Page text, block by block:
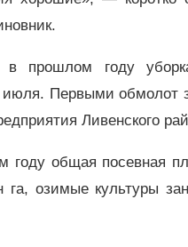
в прошлом году
июля. Первыми обмолот
Ливенского
году общая посевная
га, озимые культуры